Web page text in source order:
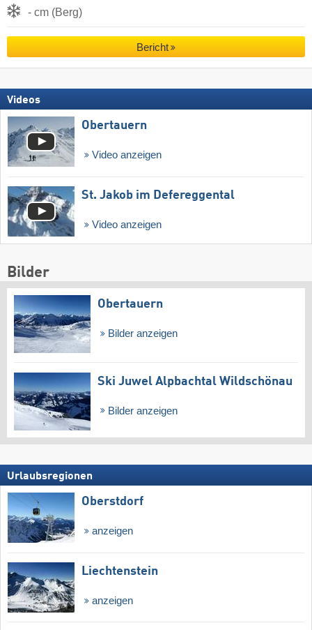
- cm (Berg)
Bericht
Videos
Obertauern
Video anzeigen
St. Jakob im Defereggental
Video anzeigen
Bilder
Obertauern
Bilder anzeigen
Ski Juwel Alpbachtal Wildschönau
Bilder anzeigen
Urlaubsregionen
Oberstdorf
anzeigen
Liechtenstein
anzeigen